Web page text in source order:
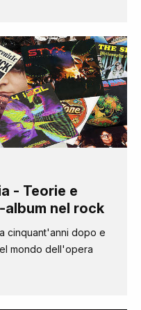
- Teorie e
nel rock
cinquant'anni dopo e
mondo dell'opera